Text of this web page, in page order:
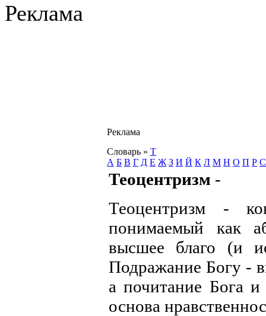
Реклама
Реклама
Словарь » Т
А Б В Г Д Е Ж З И Й К Л М Н О П Р С
Теоцентризм -
Теоцентризм -
понимаемый как
высшее благо (и
Подражание Богу -
а почитание Бога
основа